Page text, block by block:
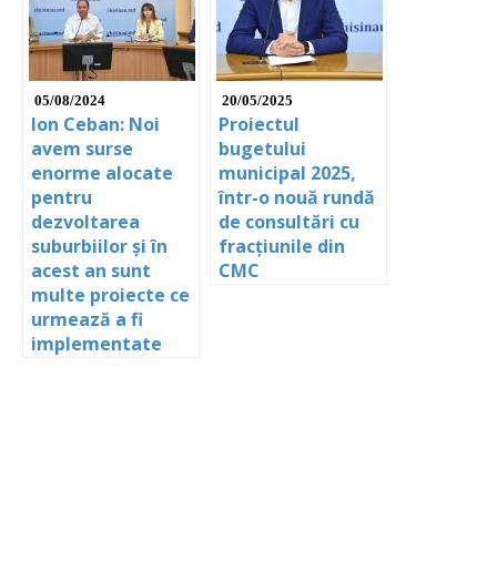
05/08/2024
Ion Ceban: Noi
avem surse
enorme alocate
pentru
dezvoltarea
suburbiilor și în
acest an sunt
multe proiecte ce
urmează a fi
implementate
20/05/2025
Proiectul
bugetului
municipal 2025,
într-o nouă rundă
de consultări cu
fracțiunile din
CMC